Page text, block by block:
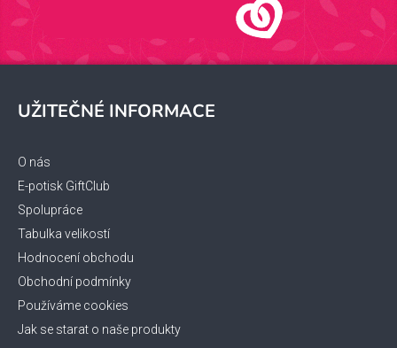
UŽITEČNÉ INFORMACE
O nás
E-potisk GiftClub
Spolupráce
Tabulka velikostí
Hodnocení obchodu
Obchodní podmínky
Používáme cookies
Jak se starat o naše produkty